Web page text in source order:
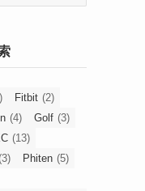
Fitbit (2)
(4) Golf (3)
(13)
Phiten (5)